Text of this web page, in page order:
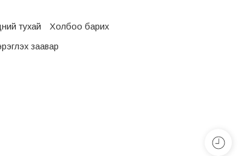
тухай Холбоо барих
заавар